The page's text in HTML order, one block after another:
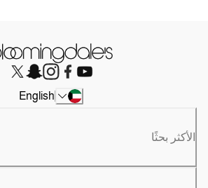
English
الأكثر بحثًا